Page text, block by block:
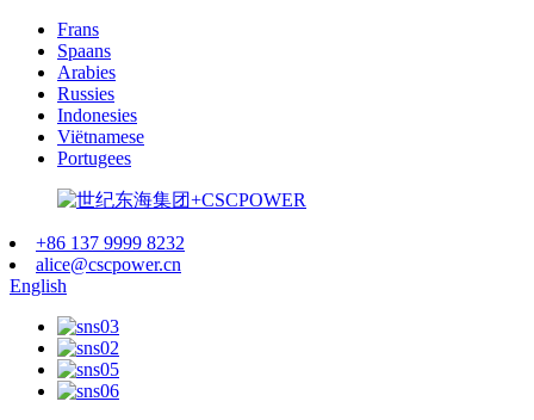
Frans
Spaans
Arabies
Russies
Indonesies
Viëtnamese
Portugees
+86 137 9999 8232
alice@cscpower.cn
English